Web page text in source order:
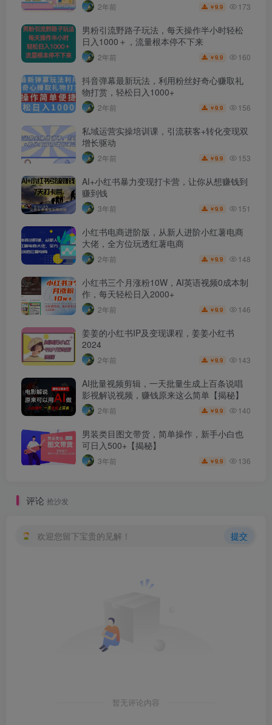
2年前 ￥9.9 173
男粉引流野路子玩法，每天操作半小时轻松
日入1000＋，流量根本停不下来
2年前 ￥9.9 160
抖音弹幕最新玩法，利用粉丝好奇心赚取礼
物打赏，轻松日入1000+
2年前 ￥9.9 156
私域运营实操培训课，引流获客+转化变现双
增长驱动
2年前 ￥9.9 153
AI+小红书暴力变现打卡营，让你从想赚钱到
赚到钱
3年前 ￥9.9 151
小红书电商进阶版，从新人进阶小红薯电商
大佬，全方位玩透红薯电商
2年前 ￥9.9 148
小红书三个月涨粉10W，AI英语视频0成本制
作，每天轻松日入2000+
2年前 ￥9.9 146
姜姜的小红书IP及变现课程，姜姜小红书
2024
2年前 ￥9.9 143
AI批量视频剪辑，一天批量生成上百条说唱
影视解说视频，赚钱原来这么简单【揭秘】
2年前 ￥9.9 140
男装类目图文带货，简单操作，新手小白也
可日入500+【揭秘】
3年前 ￥9.9 136
评论 抢沙发
欢迎您留下宝贵的见解！ 提交
暂无评论内容